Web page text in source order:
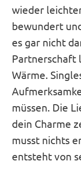
wieder
bewundert
es gar nicht
Partnerschaft
Wärme.
müssen. Die
dein Charme
musst nichts
entsteht von